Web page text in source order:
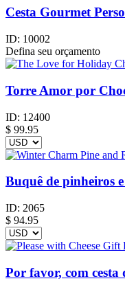
Cesta Gourmet
ID: 10002
Defina seu orçamento
Torre Amor por
ID: 12400
$ 99.95
Buquê de pinheiros
ID: 2065
$ 94.95
Por favor, com cesta